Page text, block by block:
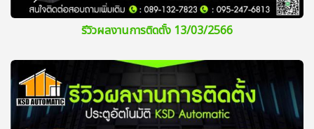
รีวิวผลงานการติดตั้ง 13/03/2566